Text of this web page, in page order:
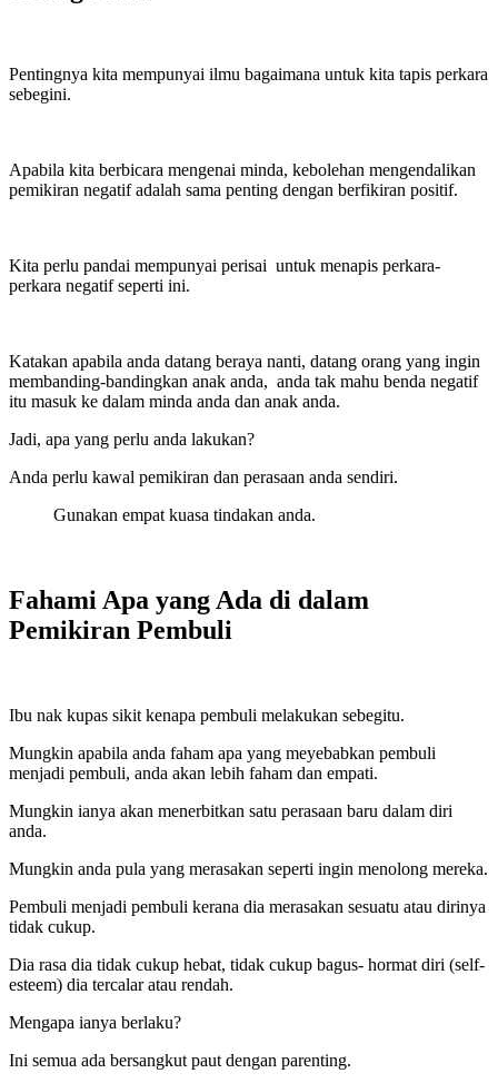
Pentingnya kita mempunyai ilmu bagaimana untuk kita tapis perkara
sebegini.
Apabila kita berbicara mengenai minda, kebolehan mengendalikan
pemikiran negatif adalah sama penting dengan berfikiran positif.
Kita perlu pandai mempunyai perisai untuk menapis perkara-
perkara negatif seperti ini.
Katakan apabila anda datang beraya nanti, datang orang yang ingin
membanding-bandingkan anak anda, anda tak mahu benda negatif
itu masuk ke dalam minda anda dan anak anda.
Jadi, apa yang perlu anda lakukan?
Anda perlu kawal pemikiran dan perasaan anda sendiri.
Gunakan empat kuasa tindakan anda.
Fahami Apa yang Ada di dalam
Pemikiran Pembuli
Ibu nak kupas sikit kenapa pembuli melakukan sebegitu.
Mungkin apabila anda faham apa yang meyebabkan pembuli
menjadi pembuli, anda akan lebih faham dan empati.
Mungkin ianya akan menerbitkan satu perasaan baru dalam diri
anda.
Mungkin anda pula yang merasakan seperti ingin menolong mereka.
Pembuli menjadi pembuli kerana dia merasakan sesuatu atau dirinya
tidak cukup.
Dia rasa dia tidak cukup hebat, tidak cukup bagus- hormat diri (self-
esteem) dia tercalar atau rendah.
Mengapa ianya berlaku?
Ini semua ada bersangkut paut dengan parenting.